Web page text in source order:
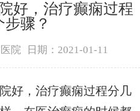
好，治疗癫痫过程
骤？
院 日期：2021-01-11
，治疗癫痫过程分几